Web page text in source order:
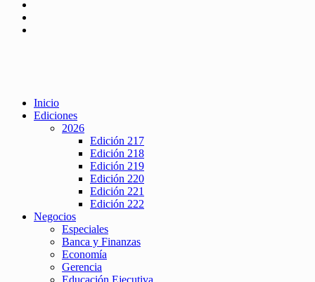
Inicio
Ediciones
2026
Edición 217
Edición 218
Edición 219
Edición 220
Edición 221
Edición 222
Negocios
Especiales
Banca y Finanzas
Economía
Gerencia
Educación Ejecutiva